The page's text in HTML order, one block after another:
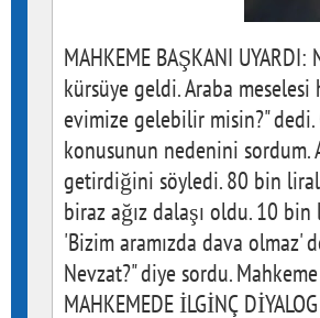
MAHKEME BAŞKANI
kürsüye geldi. Araba
evimize gelebilir misin?" dedi.
konusunun nedenini sordum.
getirdiğini söyledi. 80 bin
biraz ağız dalaşı oldu. 10
'Bizim aramızda dava olmaz'
Nevzat?" diye sordu.
MAHKEMEDE İLGİNÇ